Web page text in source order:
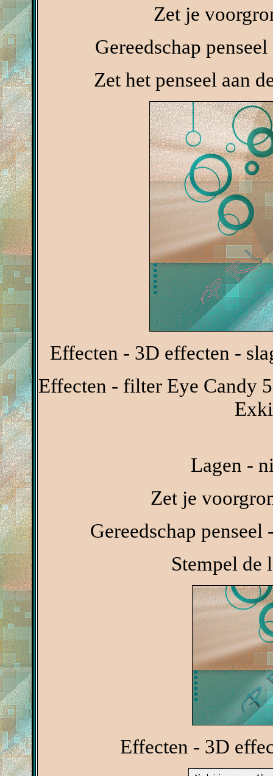
Zet je
Gereedschap
Zet het penseel aan
Effecten - 3D effecten -
Effecten - filter Eye Candy
Lagen -
Zet je
Gereedschap
Stempel de
Effecten - 3D